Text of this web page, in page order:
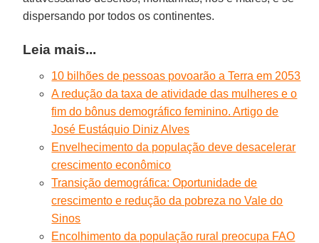
dispersando por todos os continentes.
Leia mais...
10 bilhões de pessoas povoarão a Terra em 2053
A redução da taxa de atividade das mulheres e o
fim do bônus demográfico feminino. Artigo de
José Eustáquio Diniz Alves
Envelhecimento da população deve desacelerar
crescimento econômico
Transição demográfica: Oportunidade de
crescimento e redução da pobreza no Vale do
Sinos
Encolhimento da população rural preocupa FAO